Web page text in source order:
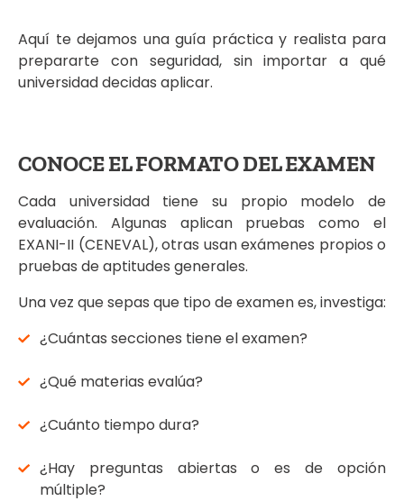
Aquí te dejamos una guía práctica y realista para
prepararte con seguridad, sin importar a qué
universidad decidas aplicar.
CONOCE EL FORMATO DEL EXAMEN
Cada universidad tiene su propio modelo de
evaluación. Algunas aplican pruebas como el
EXANI-II (CENEVAL), otras usan exámenes propios o
pruebas de aptitudes generales.
Una vez que sepas que tipo de examen es, investiga:
¿Cuántas secciones tiene el examen?
¿Qué materias evalúa?
¿Cuánto tiempo dura?
¿Hay preguntas abiertas o es de opción
múltiple?